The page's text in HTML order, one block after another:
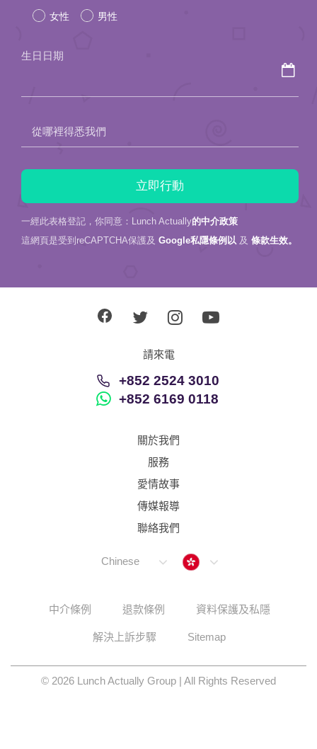
this 女性 男性
生日日期
從哪裡得悉我們
一經此表格登記，你同意：Lunch Actually的中介政策
這網頁是受到reCAPTCHA保護及 Google私隱條例以 及 條款生效。
請來電
+852 2524 3010
+852 6169 0118
關於我們
服務
愛情故事
傳媒報導
聯絡我們
Chinese Hong Kong
中介條例 退款條例 資料保護及私隱
解決上訴步驟 Sitemap
© 2026 Lunch Actually Group | All Rights Reserved